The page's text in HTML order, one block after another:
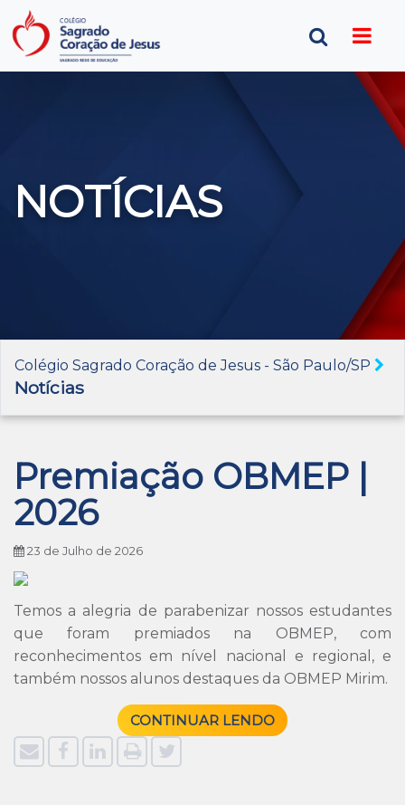
NOTÍCIAS
Colégio Sagrado Coração de Jesus - São Paulo/SP
Notícias
Premiação OBMEP |
2026
23 de Julho de 2026
Temos a alegria de parabenizar nossos estudantes
que foram premiados na OBMEP, com
reconhecimentos em nível nacional e regional, e
também nossos alunos destaques da OBMEP Mirim.
CONTINUAR LENDO